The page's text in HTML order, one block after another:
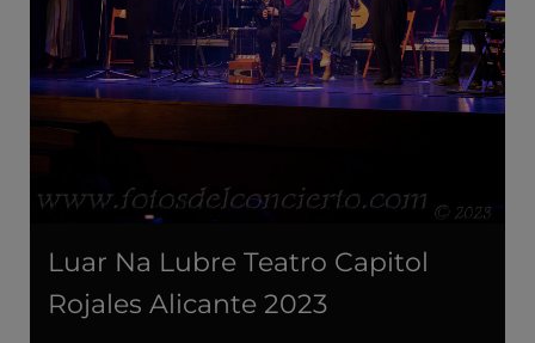
Luar Na Lubre Teatro Capitol
Rojales Alicante 2023